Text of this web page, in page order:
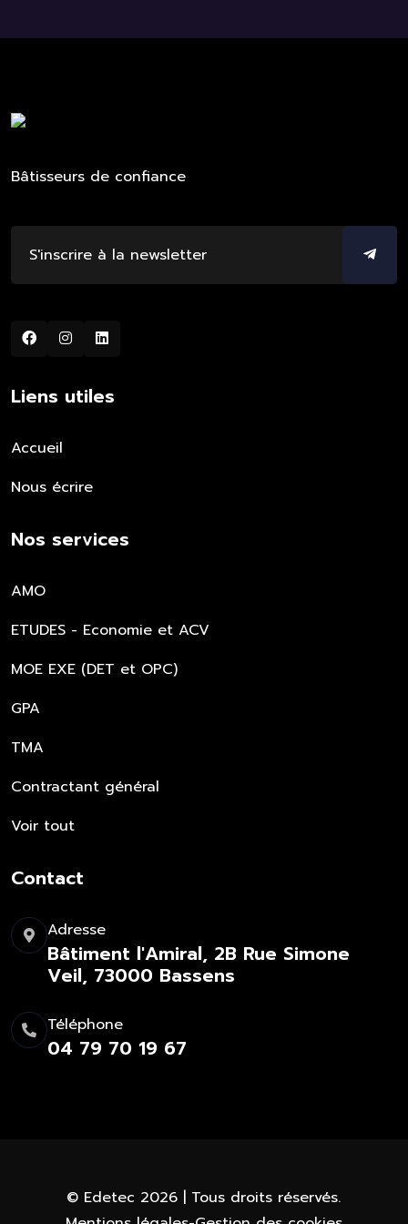
Bâtisseurs de confiance
Liens utiles
Accueil
Nous écrire
Nos services
AMO
ETUDES - Economie et ACV
MOE EXE (DET et OPC)
GPA
TMA
Contractant général
Voir tout
Contact
Adresse
Bâtiment l'Amiral, 2B Rue Simone
Veil, 73000 Bassens
Téléphone
04 79 70 19 67
© Edetec 2026 | Tous droits réservés.